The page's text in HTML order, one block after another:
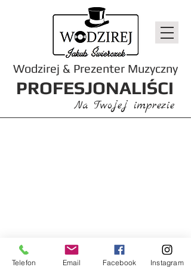
Wodzirej & Prezenter Muzyczny
PROFESJONALIŚCI
Na Twojej imprezie
Telefon Email Facebook Instagram